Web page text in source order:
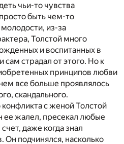
чьи-то чувства
быть чем-то
из-за
Толстой много
и воспитанных в
страдал от этого. Но к
принципов любви
все больше проявлялось
скандального.
с женой Толстой
ее жалел, пресекал любые
даже когда знал
Он подчинялся, насколько